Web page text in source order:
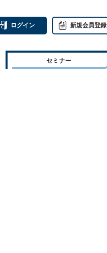
ログイン 新規会員登録
セミナー